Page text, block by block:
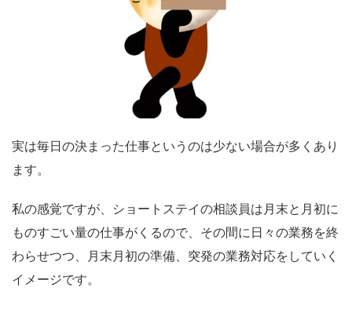
実は毎日の決まった仕事というのは少ない場合が多くあり
ます。
私の感覚ですが、ショートステイの相談員は月末と月初に
ものすごい量の仕事がくるので、その間に日々の業務を終
わらせつつ、月末月初の準備、突発の業務対応をしていく
イメージです。